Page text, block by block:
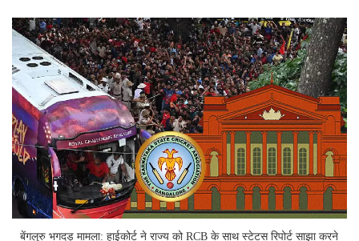
बेंगलुरु भगदड़ मामला: हाईकोर्ट ने राज्य को RCB के साथ स्टेटस रिपोर्ट साझा करने